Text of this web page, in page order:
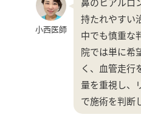
小西医師
持たれやすい
中でも慎重な
院では単に希
く、血管走行
量を重視し、
で施術を判断